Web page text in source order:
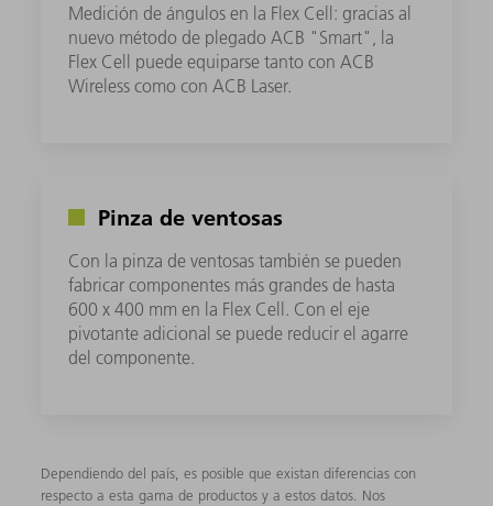
Medición de ángulos en la Flex Cell: gracias al
nuevo método de plegado ACB "Smart", la
Flex Cell puede equiparse tanto con ACB
Wireless como con ACB Laser.
Pinza de ventosas
Con la pinza de ventosas también se pueden
fabricar componentes más grandes de hasta
600 x 400 mm en la Flex Cell. Con el eje
pivotante adicional se puede reducir el agarre
del componente.
Dependiendo del país, es posible que existan diferencias con
respecto a esta gama de productos y a estos datos. Nos